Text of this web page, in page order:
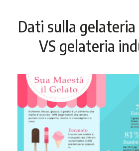
Dati sulla
VS gelateria